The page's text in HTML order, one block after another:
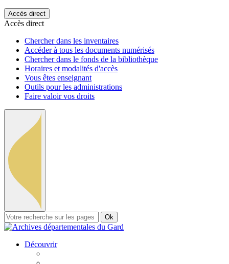
Accès direct
Accès direct
Chercher dans les inventaires
Accéder à tous les documents numérisés
Chercher dans le fonds de la bibliothèque
Horaires et modalités d'accès
Vous êtes enseignant
Outils pour les administrations
Faire valoir vos droits
Ok
Découvrir